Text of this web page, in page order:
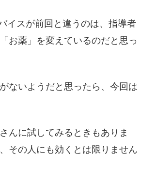
イスが前回と違うのは、指導者
お薬」を変えているのだと思っ
ないようだと思ったら、今回は
んに試してみるときもありま
その人にも効くとは限りません